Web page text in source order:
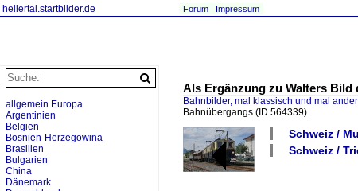
hellertal.startbilder.de Forum Impressum
Als Ergänzung zu Walters Bild
Bahnbilder, mal klassisch und mal
Bahnübergangs (ID 564339)
Schweiz /
Schweiz /
allgemein Europa
Argentinien
Belgien
Bosnien-Herzegowina
Brasilien
Bulgarien
China
Dänemark